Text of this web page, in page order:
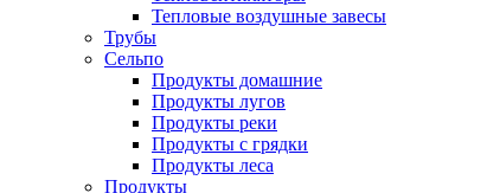
Тепловые воздушные завесы
Трубы
Сельпо
Продукты домашние
Продукты лугов
Продукты реки
Продукты с грядки
Продукты леса
Продукты